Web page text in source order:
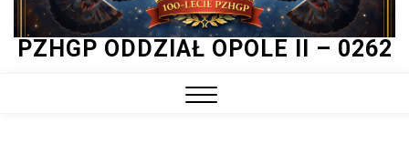
PZHGP ODDZIAŁ OPOLE II – 0262